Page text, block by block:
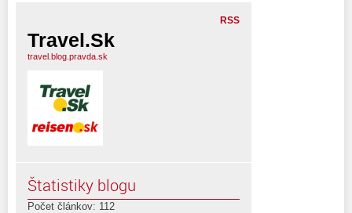
RSS
Travel.Sk
travel.blog.pravda.sk
Štatistiky blogu
Počet článkov: 112